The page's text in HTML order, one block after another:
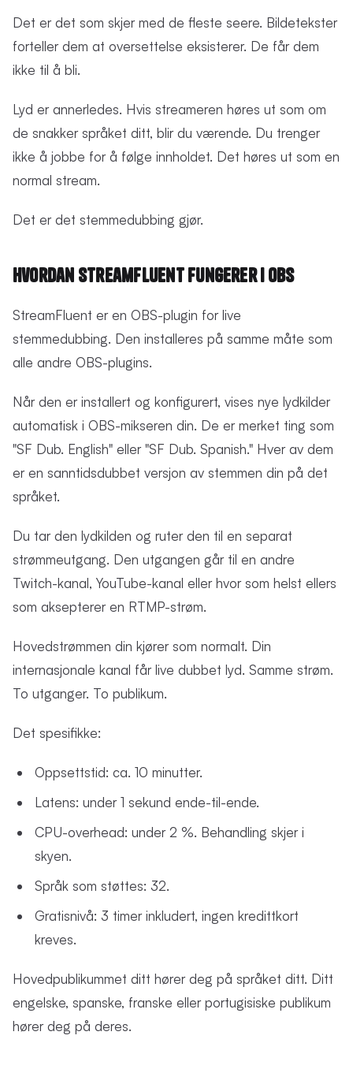
Det er det som skjer med de fleste seere. Bildetekster
forteller dem at oversettelse eksisterer. De får dem
ikke til å bli.
Lyd er annerledes. Hvis streameren høres ut som om
de snakker språket ditt, blir du værende. Du trenger
ikke å jobbe for å følge innholdet. Det høres ut som en
normal stream.
Det er det stemmedubbing gjør.
Hvordan StreamFluent fungerer i OBS
StreamFluent er en OBS-plugin for live
stemmedubbing. Den installeres på samme måte som
alle andre OBS-plugins.
Når den er installert og konfigurert, vises nye lydkilder
automatisk i OBS-mikseren din. De er merket ting som
"SF Dub. English" eller "SF Dub. Spanish." Hver av dem
er en sanntidsdubbet versjon av stemmen din på det
språket.
Du tar den lydkilden og ruter den til en separat
strømmeutgang. Den utgangen går til en andre
Twitch-kanal, YouTube-kanal eller hvor som helst ellers
som aksepterer en RTMP-strøm.
Hovedstrømmen din kjører som normalt. Din
internasjonale kanal får live dubbet lyd. Samme strøm.
To utganger. To publikum.
Det spesifikke:
Oppsettstid: ca. 10 minutter.
Latens: under 1 sekund ende-til-ende.
CPU-overhead: under 2 %. Behandling skjer i
skyen.
Språk som støttes: 32.
Gratisnivå: 3 timer inkludert, ingen kredittkort
kreves.
Hovedpublikummet ditt hører deg på språket ditt. Ditt
engelske, spanske, franske eller portugisiske publikum
hører deg på deres.